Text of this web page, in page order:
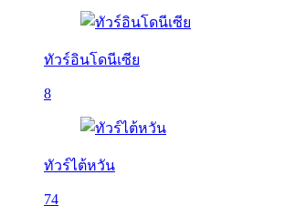
ทัวร์อินโดนีเซีย
8
ทัวร์ไต้หวัน
74